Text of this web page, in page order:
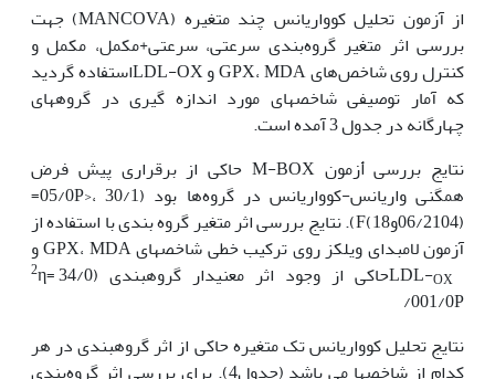
از آزمون تحلیل کوواریانس چند متغیره (MANCOVA) جهت
بررسی اثر متغیر گروه‌بندی سرعتی، سرعتی+مکمل، مکمل و
کنترل روی شاخص‌های GPX، MDA و LDL-OXاستفاده گردید
که آمار توصیفی شاخص‏های مورد اندازه گیری در گروه‏های
چهارگانه در جدول 3 آمده است.
نتایج بررسی ٱزمون M-BOX حاکی از برقراری پیش فرض
همگنی واریانس-کوواریانس در گروه‌ها بود (05/0P>، 30/1=
(06/2104و18)F). نتایج بررسی اثر متغیر گروه بندی با استفاده از
آزمون لامبدای ویلکز روی ترکیب خطی شاخص‏های GPX، MDA و
OX حاکی از وجود اثر معنی­دار گروه‏بندی (34/0 = 2η
/001/0P
نتایج تحلیل کوواریانس تک متغیره حاکی از اثر گروه‏بندی در هر
کدام از شاخص‏ها می باشد (جدول4). برای بررسی اثر گروه‌بندی